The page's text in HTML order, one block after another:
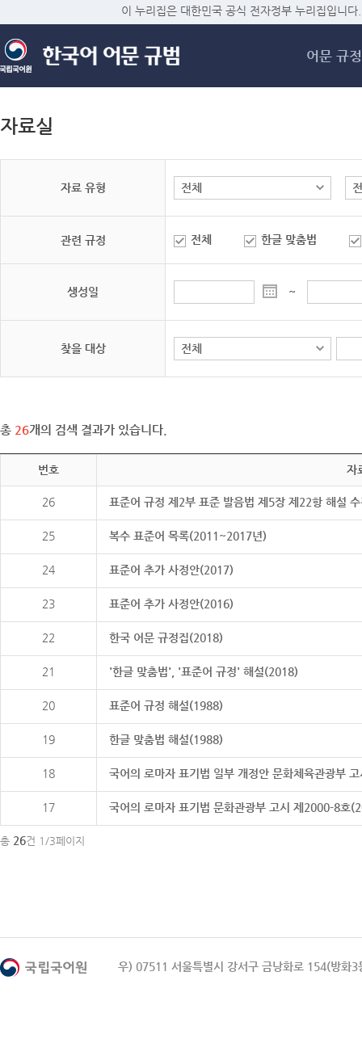
메
이 누리집은 대한민국 공식 전자정부 누리집입니다.
어문 규정
자료실
자료 유형
관련 규정 전체 한글 맞춤법
생성일 ~
찾을 대상
총 26개의 검색 결과가 있습니다.
번호 자
26 표준어 규정 제2부 표준 발음법 제5장 제22항 해설
25 복수 표준어 목록(2011~2017년)
24 표준어 추가 사정안(2017)
23 표준어 추가 사정안(2016)
22 한국 어문 규정집(2018)
21 '한글 맞춤법', '표준어 규정' 해설(2018)
20 표준어 규정 해설(1988)
19 한글 맞춤법 해설(1988)
18 국어의 로마자 표기법 일부 개정안 문화체육관광부
17 국어의 로마자 표기법 문화관광부 고시 제2000-8호
총 26건 1/3페이지
우) 07511 서울특별시 강서구 금낭화로 154(방화3